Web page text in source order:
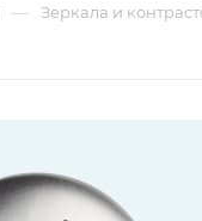
— Зеркала и